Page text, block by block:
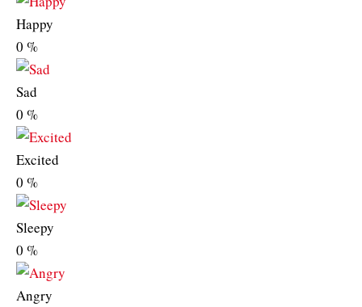
Happy
0 %
Sad
0 %
Excited
0 %
Sleepy
0 %
Angry